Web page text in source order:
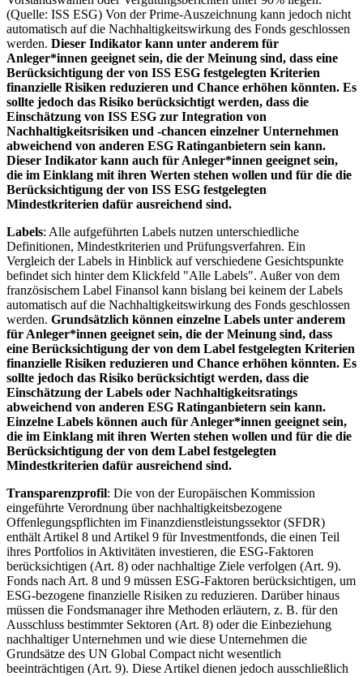
(Quelle: ISS ESG) Von der Prime-Auszeichnung kann jedoch nicht
automatisch auf die Nachhaltigkeitswirkung des Fonds geschlossen
werden. Dieser Indikator kann unter anderem für
Anleger*innen geeignet sein, die der Meinung sind, dass eine
Berücksichtigung der von ISS ESG festgelegten Kriterien
finanzielle Risiken reduzieren und Chance erhöhen könnten. Es
sollte jedoch das Risiko berücksichtigt werden, dass die
Einschätzung von ISS ESG zur Integration von
Nachhaltigkeitsrisiken und -chancen einzelner Unternehmen
abweichend von anderen ESG Ratinganbietern sein kann.
Dieser Indikator kann auch für Anleger*innen geeignet sein,
die im Einklang mit ihren Werten stehen wollen und für die die
Berücksichtigung der von ISS ESG festgelegten
Mindestkriterien dafür ausreichend sind.
Labels: Alle aufgeführten Labels nutzen unterschiedliche
Definitionen, Mindestkriterien und Prüfungsverfahren. Ein
Vergleich der Labels in Hinblick auf verschiedene Gesichtspunkte
befindet sich hinter dem Klickfeld "Alle Labels". Außer von dem
französischem Label Finansol kann bislang bei keinem der Labels
automatisch auf die Nachhaltigkeitswirkung des Fonds geschlossen
werden. Grundsätzlich können einzelne Labels unter anderem
für Anleger*innen geeignet sein, die der Meinung sind, dass
eine Berücksichtigung der von dem Label festgelegten Kriterien
finanzielle Risiken reduzieren und Chance erhöhen könnten. Es
sollte jedoch das Risiko berücksichtigt werden, dass die
Einschätzung der Labels oder Nachhaltigkeitsratings
abweichend von anderen ESG Ratinganbietern sein kann.
Einzelne Labels können auch für Anleger*innen geeignet sein,
die im Einklang mit ihren Werten stehen wollen und für die die
Berücksichtigung der von dem Label festgelegten
Mindestkriterien dafür ausreichend sind.
Transparenzprofil: Die von der Europäischen Kommission
eingeführte Verordnung über nachhaltigkeitsbezogene
Offenlegungspflichten im Finanzdienstleistungssektor (SFDR)
enthält Artikel 8 und Artikel 9 für Investmentfonds, die einen Teil
ihres Portfolios in Aktivitäten investieren, die ESG-Faktoren
berücksichtigen (Art. 8) oder nachhaltige Ziele verfolgen (Art. 9).
Fonds nach Art. 8 und 9 müssen ESG-Faktoren berücksichtigen, um
ESG-bezogene finanzielle Risiken zu reduzieren. Darüber hinaus
müssen die Fondsmanager ihre Methoden erläutern, z. B. für den
Ausschluss bestimmter Sektoren (Art. 8) oder die Einbeziehung
nachhaltiger Unternehmen und wie diese Unternehmen die
Grundsätze des UN Global Compact nicht wesentlich
beeinträchtigen (Art. 9). Diese Artikel dienen jedoch ausschließlich